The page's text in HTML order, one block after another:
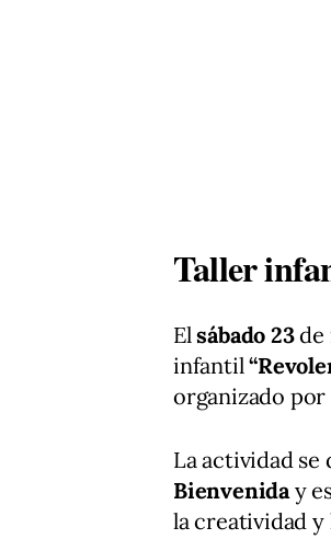
Taller
Elsábado 23de
infantil
organizado por
La actividad se
Bienvenida y
la creatividad